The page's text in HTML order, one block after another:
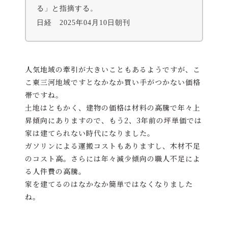
る」と指摘する。
日経 2025年04月10日朝刊
人気地域の牽引が大きいこともあるようですが、こ
こ東三河地域ですとなかなか買い手がつかない価格
帯ですね。
土地はともかく、建物の価格は材料の高騰で年々上
昇傾向にありますので、もう2、3年前の坪単価では
家は建てられない時代になりました。
ガソリンによる運搬コストもありますし、木材不足
のコスト高。さらには年々減少傾向の職人不足によ
る人件費の高騰。
家を建てるのはなかなか簡単ではなくなりました
ね。